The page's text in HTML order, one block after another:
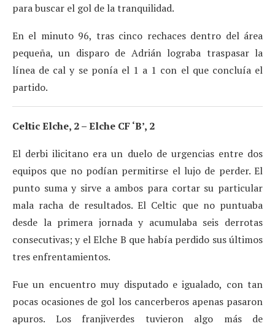
para buscar el gol de la tranquilidad.
En el minuto 96, tras cinco rechaces dentro del área
pequeña, un disparo de Adrián lograba traspasar la
línea de cal y se ponía el 1 a 1 con el que concluía el
partido.
Celtic Elche, 2 – Elche CF ‘B’, 2
El derbi ilicitano era un duelo de urgencias entre dos
equipos que no podían permitirse el lujo de perder. El
punto suma y sirve a ambos para cortar su particular
mala racha de resultados. El Celtic que no puntuaba
desde la primera jornada y acumulaba seis derrotas
consecutivas; y el Elche B que había perdido sus últimos
tres enfrentamientos.
Fue un encuentro muy disputado e igualado, con tan
pocas ocasiones de gol los cancerberos apenas pasaron
apuros. Los franjiverdes tuvieron algo más de